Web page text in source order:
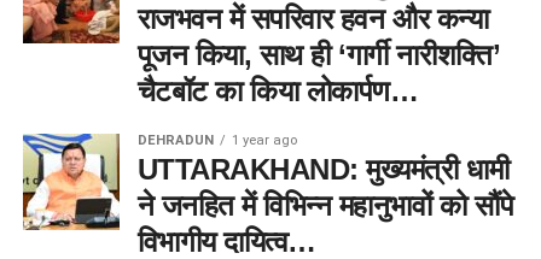
राजभवन में सपरिवार हवन और कन्या
पूजन किया, साथ ही ‘गार्गी नारीशक्ति’
चैटबॉट का किया लोकार्पण…
DEHRADUN 1 year ago
UTTARAKHAND: मुख्यमंत्री धामी
ने जनहित में विभिन्न महानुभावों को सौंपे
विभागीय दायित्व…